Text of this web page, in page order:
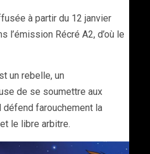
à partir du 12 janvier
l’émission Récré A2, d’où le
un rebelle, un
de se soumettre aux
farouchement la
le libre arbitre.